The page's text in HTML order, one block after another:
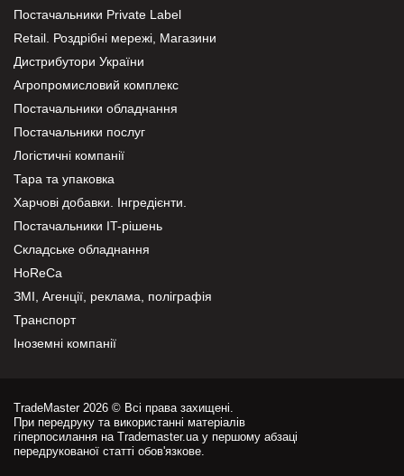
Постачальники Private Label
Retail. Роздрібні мережі, Магазини
Дистрибутори України
Агропромисловий комплекс
Постачальники обладнання
Постачальники послуг
Логістичні компанії
Тара та упаковка
Харчові добавки. Інгредієнти.
Постачальники IT-рішень
Складське обладнання
HoReCa
ЗМІ, Агенції, реклама, поліграфія
Транспорт
Іноземні компанії
TradeMaster 2026 © Всі права захищені.
При передруку та використанні матеріалів
гіперпосилання на Trademaster.ua у першому абзаці
передрукованої статті обов'язкове.